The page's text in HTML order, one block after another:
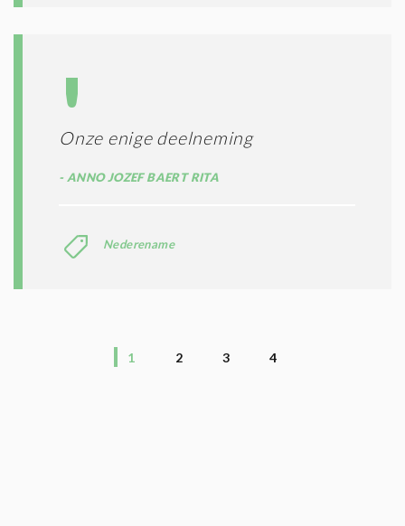
Onze enige deelneming
ANNO JOZEF BAERT RITA
Nederename
1 2 3 4